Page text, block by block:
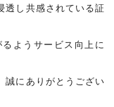
透し共感されている証
ようサービス向上に
誠にありがとうござい